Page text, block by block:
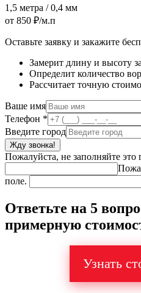
1,5 метра / 0,4 мм
от 850 ₽/м.п
Оставьте заявку и закажите
Замерит длину и высоту
Определит количество
Рассчитает точную
Ваше имя
Телефон *
Введите город
Жду звонка!
Пожалуйста, не заполняйте это
поле.
Ответьте на 5
примерную
Узнать